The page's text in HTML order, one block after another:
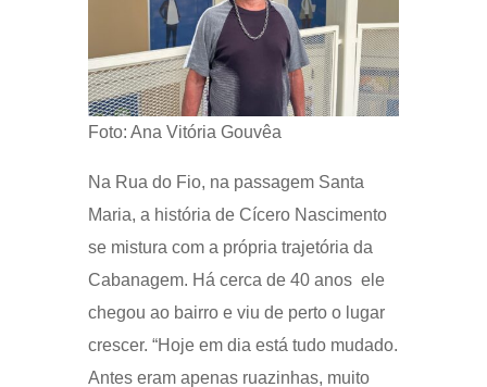
Foto: Ana Vitória Gouvêa
Na Rua do Fio, na passagem Santa
Maria, a história de Cícero Nascimento
se mistura com a própria trajetória da
Cabanagem. Há cerca de 40 anos ele
chegou ao bairro e viu de perto o lugar
crescer. “Hoje em dia está tudo mudado.
Antes eram apenas ruazinhas, muito